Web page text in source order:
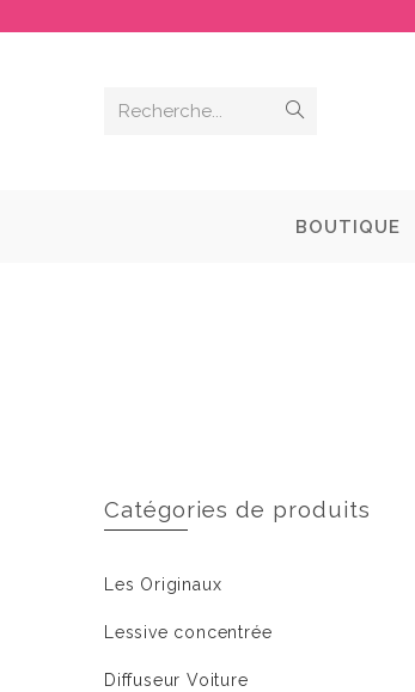
Recherche...
BOUTIQUE
Catégories de produits
Les Originaux
Lessive concentrée
Diffuseur Voiture